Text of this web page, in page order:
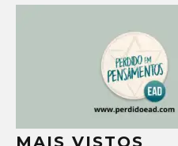
MAIS VISTOS